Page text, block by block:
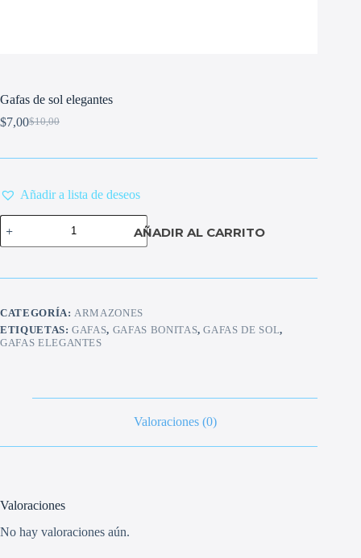
Gafas de sol elegantes
$10,00
Original
was:
$7,00Current
is:
Añadir a lista de deseos
Gafas
de
sol
cantidad
AÑADIR AL CARRITO
CATEGORÍA: ARMAZONES
ETIQUETAS:GAFAS, GAFAS BONITAS,GAFAS DE SOL,
GAFAS ELEGANTES
Valoraciones (0)
Valoraciones
No hay valoraciones aún.